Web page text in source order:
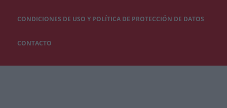
CONDICIONES DE USO Y POLÍTICA DE PROTECCIÓN DE DATOS
CONTACTO